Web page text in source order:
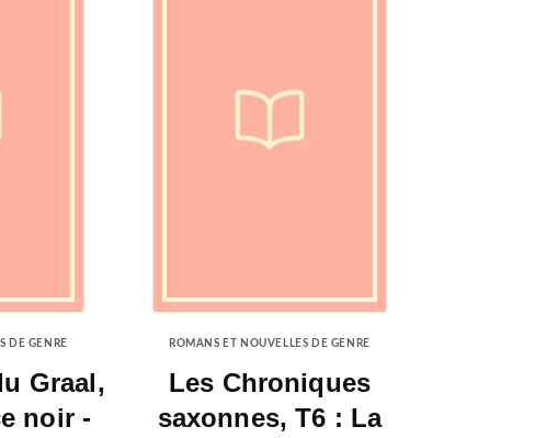
DE GENRE
Graal,
noir -
ROMANS ET NOUVELLES DE GENRE
Les Chroniques
saxonnes, T6 : La